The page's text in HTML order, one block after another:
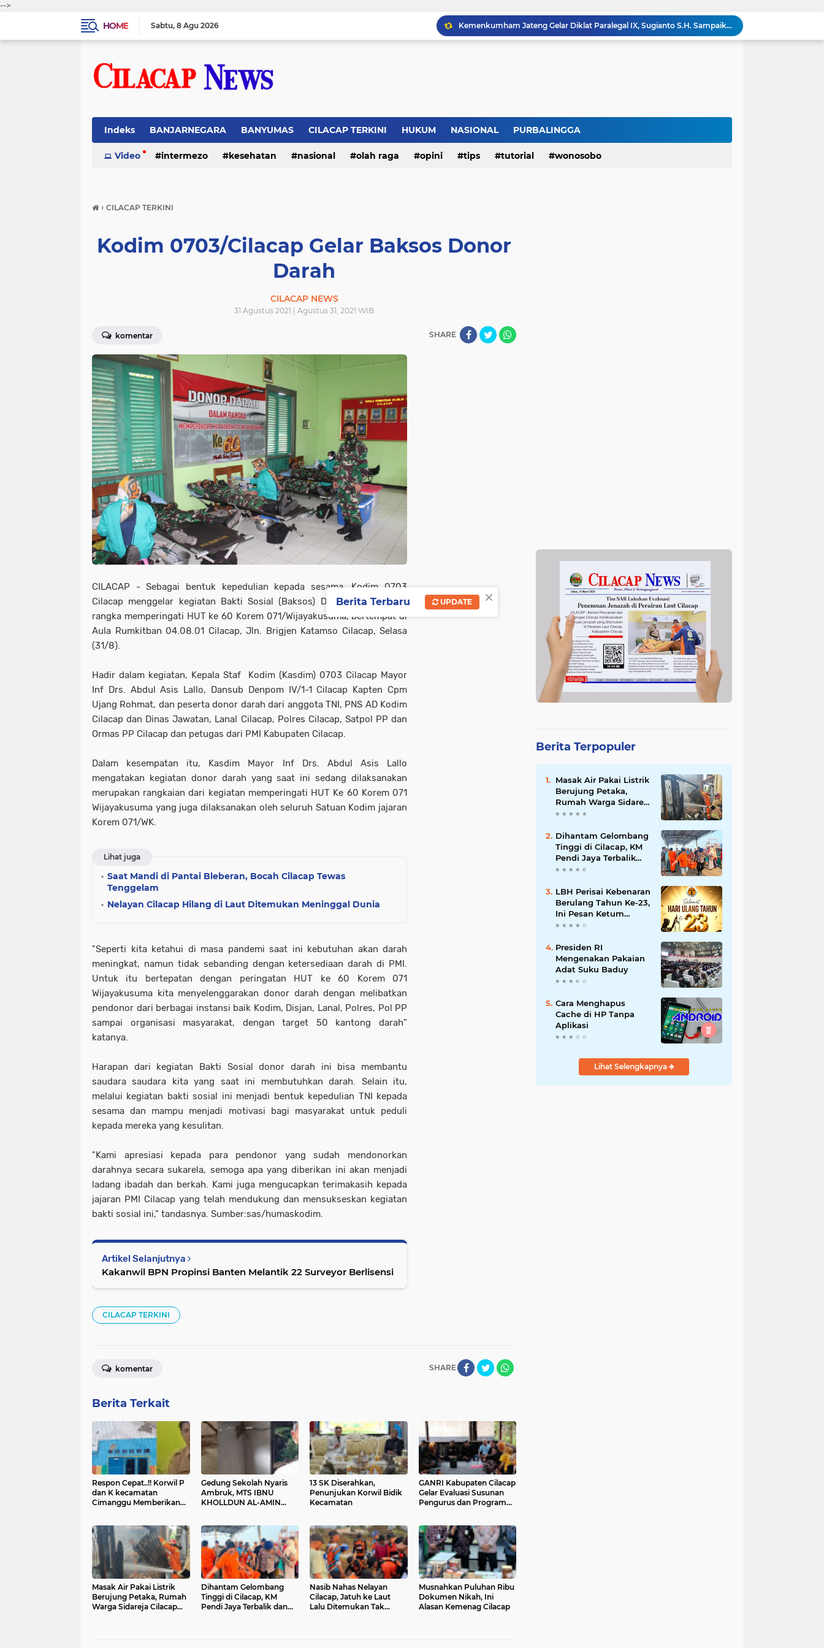
-->
HOME
Sabtu 8 Agu 2026
Masak Air Pakai Listrik Berujung Petaka, Rumah Warga Sidareja Cilacap Hangus Terbakar
Dihantam Gelombang Tinggi di Cilacap, KM Pendi Jaya Terbalik dan Tewaskan 2 ABK
Sekretaris LBH-PK Cabang Banyumas Neni Endah Susanti Jadi Narasumber Diklat Paralegal Posbankum Angkatan IX Jateng
Indeks BANJARNEGARA BANYUMAS CILACAP TERKINI HUKUM NASIONAL PURBALINGGA
Video intermezo kesehatan nasional olah raga opini tips tutorial wonosobo
› CILACAP TERKINI
Kodim 0703/Cilacap Gelar Baksos Donor
Darah
CILACAP NEWS
31 Agustus 2021 | Agustus 31, 2021 WIB
komentar SHARE
CILACAP - Sebagai bentuk kepedulian kepada sesama, Kodim 0703
Cilacap menggelar kegiatan Bakti Sosial (Baksos) Donor darah dalam
rangka memperingati HUT ke 60 Korem 071/Wijayakusuma, bertempat di
Aula Rumkitban 04.08.01 Cilacap, Jln. Brigjen Katamso Cilacap, Selasa
(31/8).
Hadir dalam kegiatan, Kepala Staf Kodim (Kasdim) 0703 Cilacap Mayor
Inf Drs. Abdul Asis Lallo, Dansub Denpom IV/1-1 Cilacap Kapten Cpm
Ujang Rohmat, dan peserta donor darah dari anggota TNI, PNS AD Kodim
Cilacap dan Dinas Jawatan, Lanal Cilacap, Polres Cilacap, Satpol PP dan
Ormas PP Cilacap dan petugas dari PMI Kabupaten Cilacap.
Dalam kesempatan itu, Kasdim Mayor Inf Drs. Abdul Asis Lallo
mengatakan kegiatan donor darah yang saat ini sedang dilaksanakan
merupakan rangkaian dari kegiatan memperingati HUT Ke 60 Korem 071
Wijayakusuma yang juga dilaksanakan oleh seluruh Satuan Kodim jajaran
Korem 071/WK.
Lihat juga
Saat Mandi di Pantai Bleberan, Bocah Cilacap Tewas
Tenggelam
Nelayan Cilacap Hilang di Laut Ditemukan Meninggal Dunia
"Seperti kita ketahui di masa pandemi saat ini kebutuhan akan darah
meningkat, namun tidak sebanding dengan ketersediaan darah di PMI.
Untuk itu bertepatan dengan peringatan HUT ke 60 Korem 071
Wijayakusuma kita menyelenggarakan donor darah dengan melibatkan
pendonor dari berbagai instansi baik Kodim, Disjan, Lanal, Polres, Pol PP
sampai organisasi masyarakat, dengan target 50 kantong darah"
katanya.
Harapan dari kegiatan Bakti Sosial donor darah ini bisa membantu
saudara saudara kita yang saat ini membutuhkan darah. Selain itu,
melalui kegiatan bakti sosial ini menjadi bentuk kepedulian TNI kepada
sesama dan mampu menjadi motivasi bagi masyarakat untuk peduli
kepada mereka yang kesulitan.
"Kami apresiasi kepada para pendonor yang sudah mendonorkan
darahnya secara sukarela, semoga apa yang diberikan ini akan menjadi
ladang ibadah dan berkah. Kami juga mengucapkan terimakasih kepada
jajaran PMI Cilacap yang telah mendukung dan mensukseskan kegiatan
bakti sosial ini," tandasnya. Sumber:sas/humaskodim.
Artikel Selanjutnya
Kakanwil BPN Propinsi Banten Melantik 22 Surveyor Berlisensi
CILACAP TERKINI
SHARE
komentar
Berita Terkait
Respon Cepat..!! Korwil P
dan K kecamatan
Cimanggu Memberikan
Gedung Sekolah Nyaris
Ambruk, MTS IBNU
KHOLLDUN AL-AMIN
13 SK Diserahkan,
Penunjukan Korwil Bidik
Kecamatan
GANRI Kabupaten Cilacap
Gelar Evaluasi Susunan
Pengurus dan Program
Masak Air Pakai Listrik
Berujung Petaka, Rumah
Warga Sidareja Cilacap
Dihantam Gelombang
Tinggi di Cilacap, KM
Pendi Jaya Terbalik dan
Nasib Nahas Nelayan
Cilacap, Jatuh ke Laut
Lalu Ditemukan Tak
Musnahkan Puluhan Ribu
Dokumen Nikah, Ini
Alasan Kemenag Cilacap
Berita Terpopuler
Masak Air Pakai Listrik
Berujung Petaka,
Rumah Warga Sidareja
Cilacap Hangus
Dihantam Gelombang
Tinggi di Cilacap, KM
Pendi Jaya Terbalik
dan Tewaskan 2 ABK
LBH Perisai Kebenaran
Berulang Tahun Ke-23,
Ini Pesan Ketum
H.Sugeng,SH.,MSI
Presiden RI
Mengenakan Pakaian
Adat Suku Baduy
Cara Menghapus
Cache di HP Tanpa
Aplikasi
Lihat Selengkapnya
×
Berita Terbaru UPDATE